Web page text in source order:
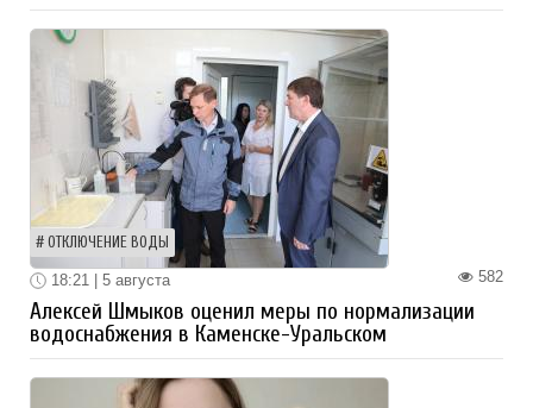
ОТКЛЮЧЕНИЕ ВОДЫ
582
18:21 | 5 августа
Алексей Шмыков оценил меры по нормализации
водоснабжения в Каменске-Уральском